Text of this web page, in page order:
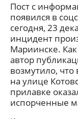
Пост с
появился в
сегодня, 23
инцидент
Мариинске.
автор
возмутило, что
на улице
прилавке
испорченные